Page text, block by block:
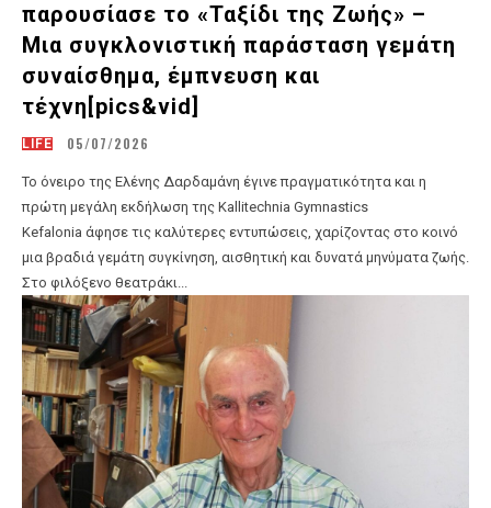
παρουσίασε το «Ταξίδι της Ζωής» –
Μια συγκλονιστική παράσταση γεμάτη
συναίσθημα, έμπνευση και
τέχνη[pics&vid]
LIFE 05/07/2026
Το όνειρο της Ελένης Δαρδαμάνη έγινε πραγματικότητα και η
πρώτη μεγάλη εκδήλωση της Kallitechnia Gymnastics
Kefalonia άφησε τις καλύτερες εντυπώσεις, χαρίζοντας στο κοινό
μια βραδιά γεμάτη συγκίνηση, αισθητική και δυνατά μηνύματα ζωής.
Στο φιλόξενο θεατράκι...